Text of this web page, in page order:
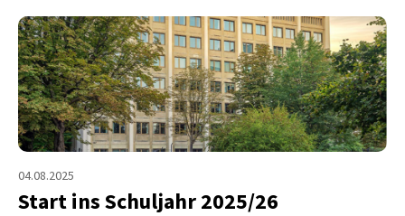
04.08.2025
Start ins Schuljahr 2025/26